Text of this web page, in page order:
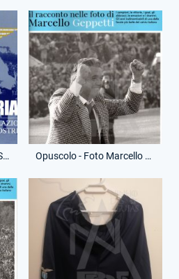
Opuscolo - Corriere dello Sport - Uomini nella Storia Opuscolo - Foto Marcello Geppetti - La Banda Maestrelli '71-'73